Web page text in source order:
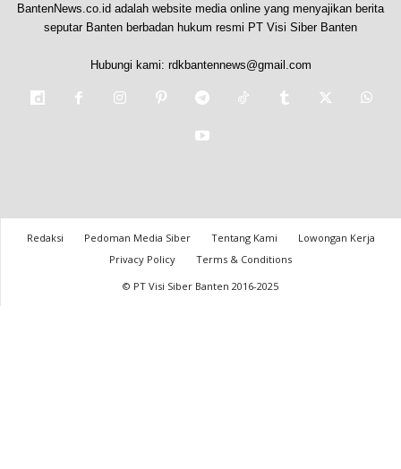
BantenNews.co.id adalah website media online yang menyajikan berita
seputar Banten berbadan hukum resmi PT Visi Siber Banten
Hubungi kami: rdkbantennews@gmail.com
Redaksi Pedoman Media Siber Tentang Kami
Lowongan Kerja
Privacy Policy
Terms & Conditions
© PT Visi Siber Banten 2016-2025